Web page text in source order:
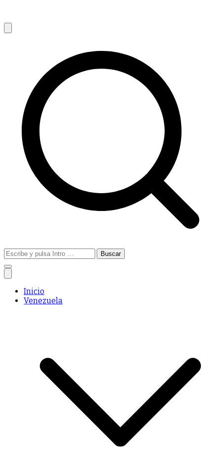
Buscar:
Inicio
Venezuela